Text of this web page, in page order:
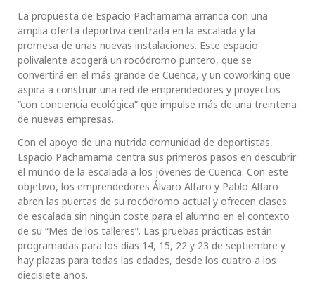
La propuesta de Espacio Pachamama arranca con una
amplia oferta deportiva centrada en la escalada y la
promesa de unas nuevas instalaciones. Este espacio
polivalente acogerá un rocódromo puntero, que se
convertirá en el más grande de Cuenca, y un coworking que
aspira a construir una red de emprendedores y proyectos
“con conciencia ecológica” que impulse más de una treintena
de nuevas empresas.
Con el apoyo de una nutrida comunidad de deportistas,
Espacio Pachamama centra sus primeros pasos en descubrir
el mundo de la escalada a los jóvenes de Cuenca. Con este
objetivo, los emprendedores Álvaro Alfaro y Pablo Alfaro
abren las puertas de su rocódromo actual y ofrecen clases
de escalada sin ningún coste para el alumno en el contexto
de su “Mes de los talleres”. Las pruebas prácticas están
programadas para los días 14, 15, 22 y 23 de septiembre y
hay plazas para todas las edades, desde los cuatro a los
diecisiete años.